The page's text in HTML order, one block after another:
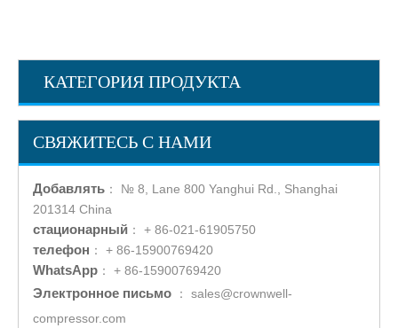
КАТЕГОРИЯ ПРОДУКТА
СВЯЖИТЕСЬ С НАМИ
Добавлять ： № 8, Lane 800 Yanghui Rd., Shanghai
201314 China
стационарный ： + 86-021-61905750
телефон ： + 86-15900769420
WhatsApp ： + 86-15900769420
Электронное письмо ：
sales@crownwell-
compressor.com